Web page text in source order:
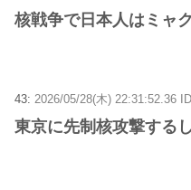
核戦争で日本人はミャ
43: 2026/05/28(木) 22:31:52.36
東京に先制核攻撃する